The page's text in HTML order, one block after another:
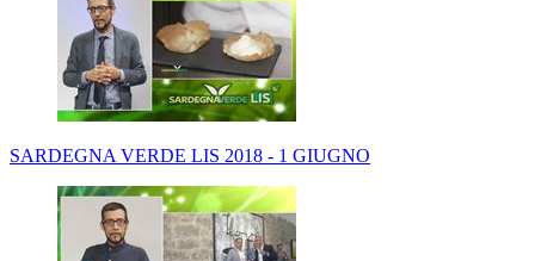
SARDEGNA VERDE LIS 2018 - 1 GIUGNO